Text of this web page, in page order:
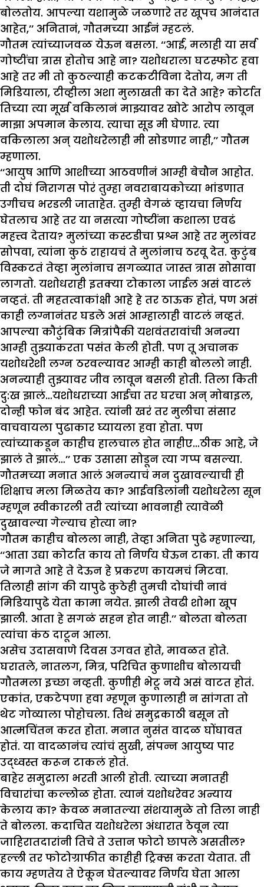
बोलतोय. आपल्या यशामुळे जळणारे तर खूपच आनंदात
आहेत,’’ अनितानं, गौतमच्या आईनं म्हटलं.
गौतम त्यांच्याजवळ येऊन बसला. ‘‘आई, मलाही या सर्व
गोष्टींचा त्रास होतोच आहे ना? यशोधराला घटस्फोट हवा
आहे तर मी तो कुठल्याही कटकटीविना देतोय, मग ती
मिडियाला, टीव्हीला अशा मुलाखती का देते आहे? कोर्टात
तिच्या त्या मूर्ख वकिलानं माझ्यावर खोटे आरोप लावून
माझा अपमान केलाय. त्याचा सूड मी घेणार. त्या
वकिलाला अन् यशोधरेलाही मी सोडणार नाही,’’ गौतम
म्हणाला.
‘‘आयुष आणि आशीच्या आठवणीनं आम्ही बेचौन आहोत.
ती दोघं निरागस पोरं तुम्हा नवराबायकोच्या भांडणात
उगीचच भरडली जाताहेत. तुम्ही वेगळं व्हायचा निर्णय
घेतलाच आहे तर या नसत्या गोष्टींना कशाला एवढं
महत्त्व देताय? मुलांच्या कस्टडीचा प्रश्न आहे तर मुलांवर
सोपवा, त्यांना कुठं राहायचं ते मुलांनाच ठरवू देत. कुटुंब
विस्कटतं तेव्हा मुलांनाच सगळ्यात जास्त त्रास सोसावा
लागतो. यशोधराही इतक्या टोकाला जाईल असं वाटलं
नव्हतं. ती महतत्वाकांक्षी आहे हे तर ठाऊक होतं, पण असं
काही लग्नानंतर घडले असं आम्हालाही वाटलं नव्हतं.
आपल्या कौटुंबिक मित्रांपैकी यशवंतरावांची अनन्या
आम्ही तुझ्याकरता पसंत केली होती. पण तू अचानक
यशोधरेशी लग्न ठरवल्यावर आम्ही काही बोललो नाही.
अनन्याही तुझ्यावर जीव लावून बसली होती. तिला किती
दु:ख झालं…यशोधराच्या आईचा तर घरचा अन् मोबाइल,
दोन्ही फोन बंद आहेत. त्यांनी खरं तर मुलीचा संसार
वाचवायला पुढाकार घ्यायला हवा होता. पण
त्यांच्याकडून काहीच हालचाल होत नाहीए…ठीक आहे, जे
झालं ते झालं…’’ एक उसासा सोडून त्या गप्प बसल्या.
गौतमच्या मनात आलं अनन्याचं मन दुखावल्याची ही
शिक्षाच मला मिळतेय का? आईवडिलांनी यशोधरेला सून
म्हणून स्वीकारली तरी त्यांच्या भावनाही त्यावेळी
दुखावल्या गेल्याच होत्या ना?
गौतम काहीच बोलला नाही, तेव्हा अनिता पुढे म्हणाल्या,
‘‘आता उद्या कोर्टात काय तो निर्णय घेऊन टाका. ती काय
जे मागते आहे ते देऊन हे प्रकरण कायमचं मिटवा.
तिलाही सांग की यापुढे कुठेही तुमची दोघांची नावं
मिडियापुढे येता कामा नयेत. झाली तेवढी शोभा खूप
झाली. आता हे सगळं सहन होत नाही.’’ बोलता बोलता
त्यांचा कंठ दाटून आला.
असेच उदासवाणे दिवस उगवत होते, मावळत होते.
घरातले, नातलग, मित्र, परिचित कुणाशीच बोलायची
गौतमला इच्छा नव्हती. कुणीही भेटू नये असं वाटत होतं.
एकांत, एकटेपणा हवा म्हणून कुणालाही न सांगता तो
थेट गोव्याला पोहोचला. तिथं समुद्रकाठी बसून तो
आत्मचिंतन करत होता. मनात नुसंत वादळ घोंघावत
होतं. या वादळानंच त्यांचं सुखी, संपन्न आयुष्य पार
उद्ध्वस्त करून टाकलं होतं.
बाहेर समुद्राला भरती आली होती. त्याच्या मनातही
विचारांचा कल्लोळ होता. त्यानं यशोधरेवर अन्याय
केलाय का? केवळ मनातल्या संशयामुळे तो तिला नाही
ते बोलला. कदाचित यशोधरेला अंधारात ठेवून त्या
जाहिरातदारांनी तिचे ते उत्तान फोटो छापले असतील?
हल्ली तर फोटोग्राफीत काहीही ट्रिक्स करता येतात. ती
काय म्हणतेय ते ऐकून घेतल्यावर निर्णय घेता आला